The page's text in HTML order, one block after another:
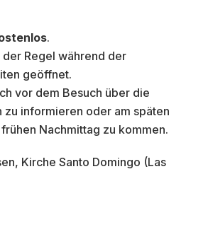
.
der Regel während der
geöffnet.
vor dem Besuch über die
zu informieren oder am späten
Nachmittag zu kommen.